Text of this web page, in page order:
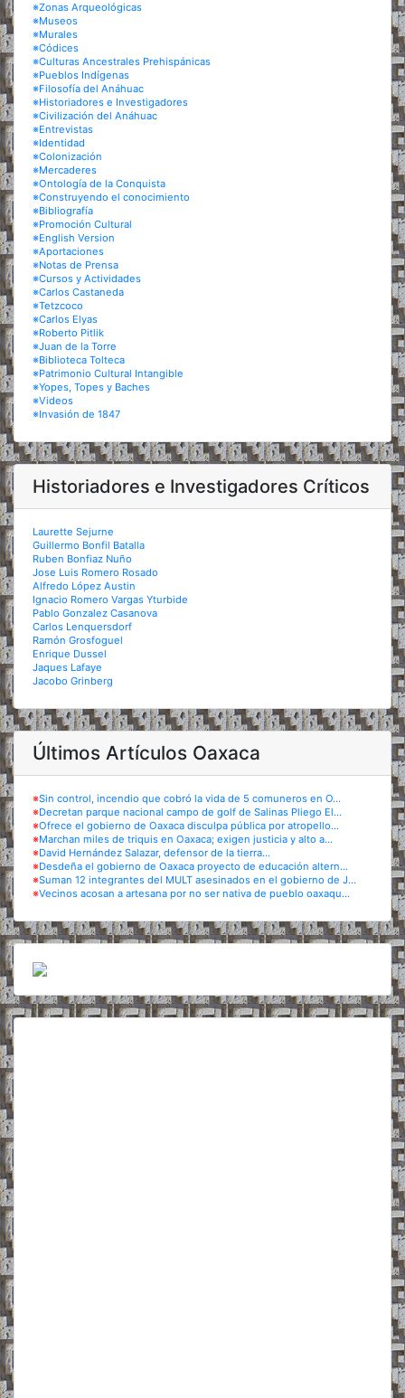
※Zonas Arqueológicas
※Museos
※Murales
※Códices
※Culturas Ancestrales Prehispánicas
※Pueblos Indígenas
※Filosofía del Anáhuac
※Historiadores e Investigadores
※Civilización del Anáhuac
※Entrevistas
※Identidad
※Colonización
※Mercaderes
※Ontología de la Conquista
※Construyendo el conocimiento
※Bibliografía
※Promoción Cultural
※English Version
※Aportaciones
※Notas de Prensa
※Cursos y Actividades
※Carlos Castaneda
※Tetzcoco
※Carlos Elyas
※Roberto Pitlik
※Juan de la Torre
※Biblioteca Tolteca
※Patrimonio Cultural Intangible
※Yopes, Topes y Baches
※Videos
※Invasión de 1847
Historiadores e Investigadores Críticos
Laurette Sejurne
Guillermo Bonfil Batalla
Ruben Bonfiaz Nuño
Jose Luis Romero Rosado
Alfredo López Austin
Ignacio Romero Vargas Yturbide
Pablo Gonzalez Casanova
Carlos Lenquersdorf
Ramón Grosfoguel
Enrique Dussel
Jaques Lafaye
Jacobo Grinberg
Últimos Artículos Oaxaca
※Sin control, incendio que cobró la vida de 5 comuneros en O...
※Decretan parque nacional campo de golf de Salinas Pliego El...
※Ofrece el gobierno de Oaxaca disculpa pública por atropello...
※Marchan miles de triquis en Oaxaca; exigen justicia y alto a...
※David Hernández Salazar, defensor de la tierra...
※Desdeña el gobierno de Oaxaca proyecto de educación altern...
※Suman 12 integrantes del MULT asesinados en el gobierno de J...
※Vecinos acosan a artesana por no ser nativa de pueblo oaxaqu...